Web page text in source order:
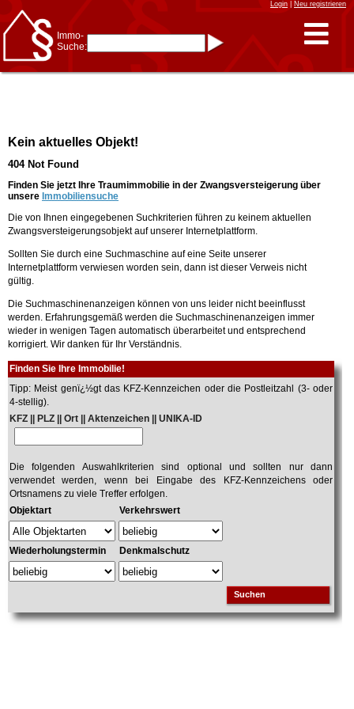
Login| Neu registrieren
Immo-
Suche:
* Suche verfeinern durch
Kombinieren
Frankfurt/Oder
am Main
Immobiliensuche
nach Kreis
nach Amtsgericht
Kein aktuelles Objekt!
404 Not Found
Finden Sie jetzt Ihre Traumimmobilie in der Zwangsversteigerung über
unsere Immobiliensuche
Die von Ihnen eingegebenen Suchkriterien führen zu keinem aktuellen
Zwangsversteigerungsobjekt auf unserer Internetplattform.
Sollten Sie durch eine Suchmaschine auf eine Seite unserer
Internetplattform verwiesen worden sein, dann ist dieser Verweis nicht
gültig.
Die Suchmaschinenanzeigen können von uns leider nicht beeinflusst
werden. Erfahrungsgemäß werden die Suchmaschinenanzeigen immer
wieder in wenigen Tagen automatisch überarbeitet und entsprechend
korrigiert. Wir danken für Ihr Verständnis.
Finden Sie Ihre Immobilie!
Tipp: Meist genï¿½gt das KFZ-Kennzeichen oder die Postleitzahl (3- oder
4-stellig).
KFZ || PLZ || Ort || Aktenzeichen || UNIKA-ID
Die folgenden Auswahlkriterien sind optional und sollten nur dann
verwendet werden, wenn bei Eingabe des KFZ-Kennzeichens oder
Ortsnamens zu viele Treffer erfolgen.
Objektart
Verkehrswert
Wiederholungstermin Denkmalschutz
Suchen